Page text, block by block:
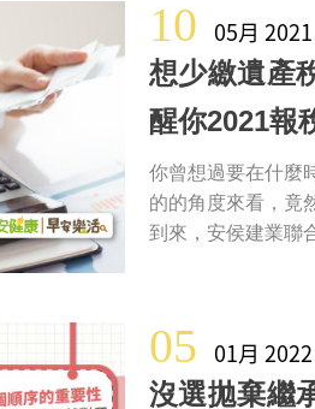
10 05月 2021
想少繳遺產
醒你2021報
你曾想過要在什麼
的的角度來看，竟
到來，安侯建業聯
05 01月 2022
沒選拋棄繼